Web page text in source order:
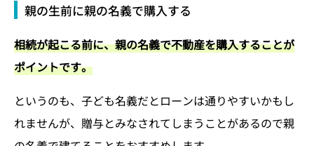
親の生前に親の名義で購入する
相続が起こる前に、親の名義で不動産を購入することが
ポイントです。
というのも、子ども名義だとローンは通りやすいかもし
れませんが、贈与とみなされてしまうことがあるので親